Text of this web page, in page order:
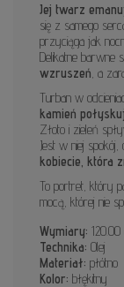
Jej twarz
się z samego
przyciąga jak
Delikatne barwne
wzruszeń , a
Turban w
kamień
Złoto i zieleń
Jest w niej
kobiecie, która
To portret, który
mocą, której nie
Wymiary:
Technika: Olej
Materiał: płótno
Kolor: błękitny